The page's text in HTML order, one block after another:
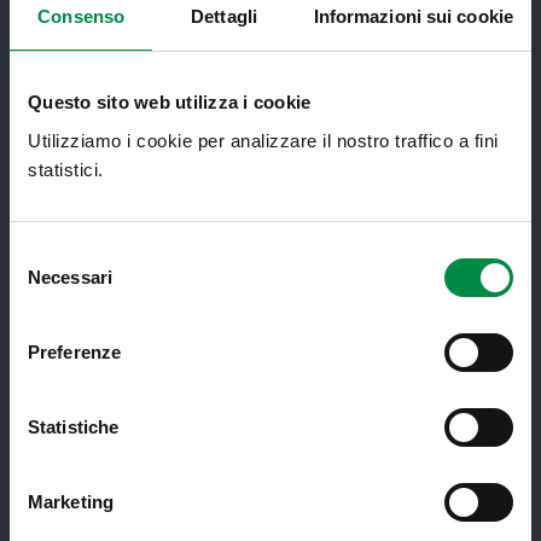
Consenso Dettagli Informazioni sui cookie
Questo sito web utilizza i cookie
Utilizziamo i cookie per analizzare il nostro traffico a fini
statistici.
delNecessari
Preferenze
Statistiche
Marketing
e CAU
Assistenza sanitaria transfrontaliera
Consultorio Familiare
Finanziamenti
Lauree Professioni Sanitarie
Nucleo di Cure Primarie (NCP)
Punto Unico di Accesso integrato
sanitario e sociale (PUA)
Ritiro Referti